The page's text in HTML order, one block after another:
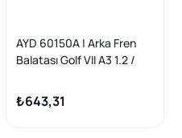
AYD 60150A | Arka Fren
Balatası Golf VII A3 1.2 /
₺643,31